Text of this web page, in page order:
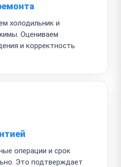
холодильник и
Оцениваем
и корректность
операции и срок
Это подтверждает